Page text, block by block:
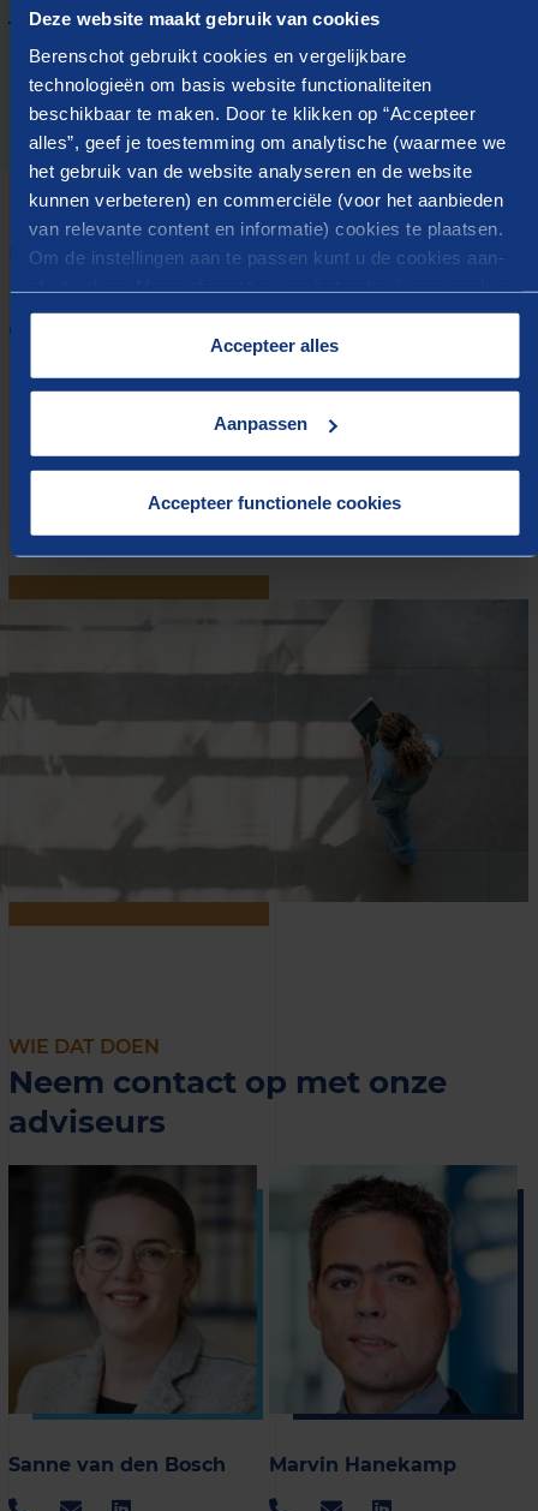
Deze website maakt gebruik van cookies
Berenschot gebruikt cookies en vergelijkbare
technologieën om basis website functionaliteiten
beschikbaar te maken. Door te klikken op “Accepteer
alles”, geef je toestemming om analytische (waarmee we
het gebruik van de website analyseren en de website
kunnen verbeteren) en commerciële (voor het aanbieden
van relevante content en informatie) cookies te plaatsen.
Om de instellingen aan te passen kunt u de cookies aan-
op onze website treft u in onze “Cookieverklaring”.
Accepteer alles
Aanpassen
Accepteer functionele cookies
Functiewaardering en beloning
HOE WE DAT DOEN
Efficiënt en effectief
organiseren en inrichten
Om ervoor te zorgen dat mensen in organisaties met
plezier, effectief en efficiënt kunnen werken helpen we bij
het organisatieontwerp en de inrichting, de
& beloning en het realiseren van veranderingen.
WIE DAT DOEN
Neem contact op met onze
adviseurs
Sanne van den Bosch Marvin Hanekamp